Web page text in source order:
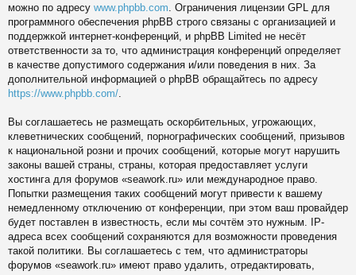
можно по адресу www.phpbb.com . Ограничения лицензии GPL для
программного обеспечения phpBB строго связаны с организацией и
поддержкой интернет-конференций, и phpBB Limited не несёт
ответственности за то, что администрация конференций определяет
в качестве допустимого содержания и/или поведения в них. За
дополнительной информацией о phpBB обращайтесь по адресу
https://www.phpbb.com/
Вы соглашаетесь не размещать оскорбительных, угрожающих,
клеветнических сообщений, порнографических сообщений, призывов
к национальной розни и прочих сообщений, которые могут нарушить
законы вашей страны, страны, которая предоставляет услуги
хостинга для форумов «seawork.ru» или международное право.
Попытки размещения таких сообщений могут привести к вашему
немедленному отключению от конференции, при этом ваш провайдер
будет поставлен в известность, если мы сочтём это нужным. IP-
адреса всех сообщений сохраняются для возможности проведения
такой политики. Вы соглашаетесь с тем, что администраторы
форумов «seawork.ru» имеют право удалить, отредактировать,